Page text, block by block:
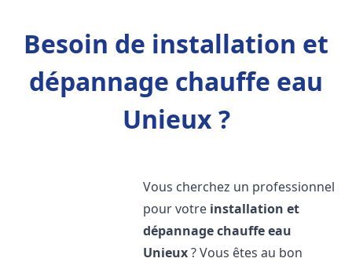
Besoin de installation et
dépannage chauffe eau
Unieux ?
Vous cherchez un professionnel
pour votre installation et
dépannage chauffe eau
Unieux? Vous êtes au bon